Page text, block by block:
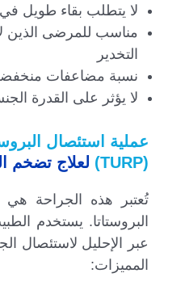
لا يتطلب بقاء طويل
مناسب للمرضى الذين
التخدير
نسبة مضاعفات
لا يؤثر على القدرة
عملية استئصال
(TURP)
لعلاج تضخم
تُعتبر هذه الجراحة هي
البروستاتا. يستخدم
عبر الإحليل لاستئصال
المميزات: